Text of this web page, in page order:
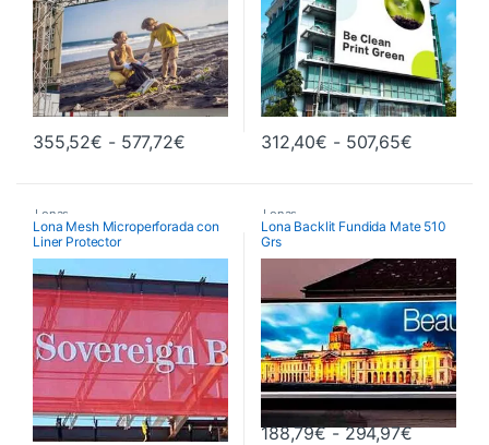
355,52€ - 577,72€Rango de precios: desde 355,52€
Este producto tiene múltiples variantes. Las opciones se
312,40€ - 507,65€Rango
Este producto tiene múltiples
Lonas
Lona Mesh Microperforada con
Liner Protector
Lonas
Lona Backlit Fundida Mate 510
Grs
188,79€ - 294,97€Rango